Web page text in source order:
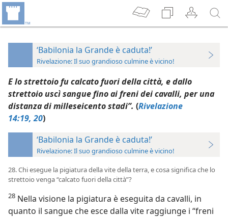
‘Babilonia la Grande è caduta!’
Rivelazione: Il suo grandioso culmine è vicino!
E lo strettoio fu calcato fuori della città, e dallo
strettoio uscì sangue fino ai freni dei cavalli, per una
distanza di milleseicento stadi”. (Rivelazione
14:19, 20)
‘Babilonia la Grande è caduta!’
Rivelazione: Il suo grandioso culmine è vicino!
28. Chi esegue la pigiatura della vite della terra, e cosa significa che lo
strettoio venga “calcato fuori della città”?
28 Nella visione la pigiatura è eseguita da cavalli, in
quanto il sangue che esce dalla vite raggiunge i “freni